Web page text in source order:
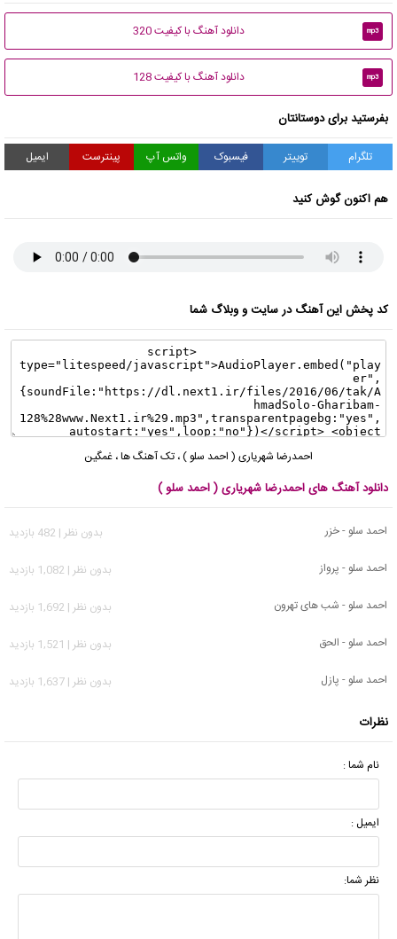
mp3 دانلود آهنگ با کیفیت 320
mp3 دانلود آهنگ با کیفیت 128
بفرستید برای دوستانتان
تلگرام توییتر فیسبوک واتس آپ پینترست ایمیل
هم اکنون گوش کنید
کد پخش این آهنگ در سایت و وبلاگ شما
احمدرضا شهریاری ( احمد سلو ) ، تک آهنگ ها، غمگین
دانلود آهنگ های احمدرضا شهریاری ( احمد سلو )
احمد سلو - خزر
بدون نظر | 482 بازدید
احمد سلو - پرواز
بدون نظر | 1,082 بازدید
احمد سلو - شب های تهرون
بدون نظر | 1,692 بازدید
احمد سلو - الحق
بدون نظر | 1,521 بازدید
احمد سلو - پازل
بدون نظر | 1,637 بازدید
نظرات
نام شما :
ایمیل :
نظر شما: